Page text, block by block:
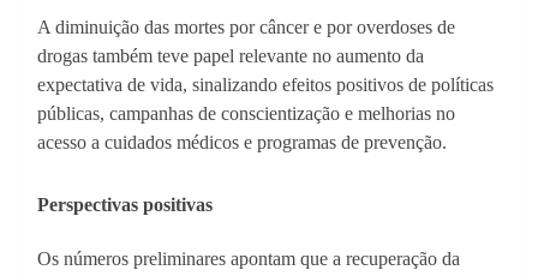
A diminuição das mortes por câncer e por overdoses de
drogas também teve papel relevante no aumento da
expectativa de vida, sinalizando efeitos positivos de políticas
públicas, campanhas de conscientização e melhorias no
acesso a cuidados médicos e programas de prevenção.
Perspectivas positivas
Os números preliminares apontam que a recuperação da